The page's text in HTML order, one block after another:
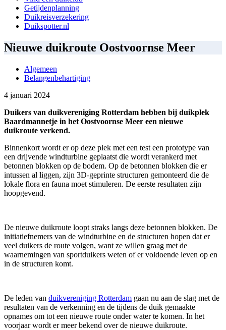
Getijdenplanning
Duikreisverzekering
Duikspotter.nl
Nieuwe duikroute Oostvoornse Meer
Algemeen
Belangenbehartiging
4 januari 2024
Duikers van duikvereniging Rotterdam hebben bij duikplek
Baardmannetje in het Oostvoornse Meer een nieuwe
duikroute verkend.
Binnenkort wordt er op deze plek met een test een prototype van
een drijvende windturbine geplaatst die wordt verankerd met
betonnen blokken op de bodem. Op de betonnen blokken die er
intussen al liggen, zijn 3D-geprinte structuren gemonteerd die de
lokale flora en fauna moet stimuleren. De eerste resultaten zijn
hoopgevend.
De nieuwe duikroute loopt straks langs deze betonnen blokken. De
initiatiefnemers van de windturbine en de structuren hopen dat er
veel duikers de route volgen, want ze willen graag met de
waarnemingen van sportduikers weten of er voldoende leven op en
in de structuren komt.
De leden van duikvereniging Rotterdam gaan nu aan de slag met de
resultaten van de verkenning en de tijdens de duik gemaakte
opnames om tot een nieuwe route onder water te komen. In het
voorjaar wordt er meer bekend over de nieuwe duikroute.